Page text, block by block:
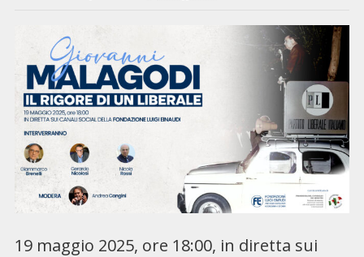
19 maggio 2025, ore 18:00, in diretta sui